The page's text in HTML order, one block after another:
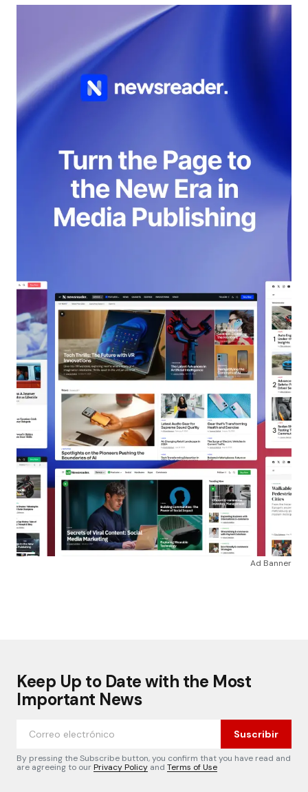
Ad Banner
Keep Up to Date with the Most
Important News
Suscribir
By pressing the Subscribe button, you confirm that you have read and
are agreeing to ourPrivacy Policy and Terms of Use